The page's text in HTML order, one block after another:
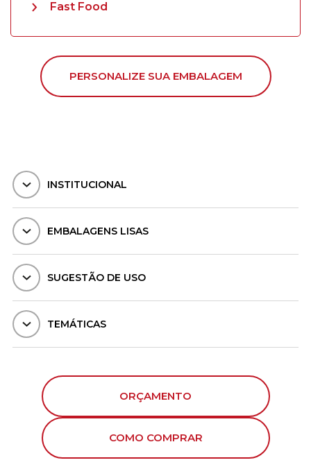
Fast Food
PERSONALIZE SUA EMBALAGEM
INSTITUCIONAL
EMBALAGENS LISAS
SUGESTÃO DE USO
TEMÁTICAS
ORÇAMENTO
COMO COMPRAR